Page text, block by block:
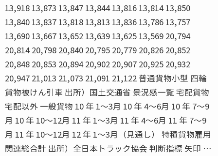
13,918 13,873 13,847 13,844 13,816 13,814 13,850
13,840 13,837 13,818 13,813 13,836 13,786 13,757
13,690 13,667 13,652 13,639 13,625 13,569 20,794
20,814 20,798 20,840 20,795 20,779 20,826 20,852
20,848 20,853 20,894 20,902 20,907 20,925 20,932
20,947 21,013 21,073 21,091 21,122 普通貨物小型 四輪
貨物被けん引車 出所）国土交通省 景況感一覧 宅配貨物
宅配以外 一般貨物 10 年 1〜3月 10 年 4〜6月 10 年 7〜9
月 10 年 10〜12月 11 年 1〜3月 11 年 4〜6月 11 年 7〜9
月 11 年 10〜12月 12 年 1〜3月（見通し） 特積貨物雇用
関連総合計 出所）全日本トラック協会 判断指標 矢印 …